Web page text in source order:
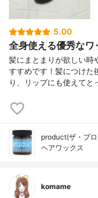
5.00
全身使える優秀な
髪にまとまりが欲しい時
すすめです！髪につけた
り、リップにも使えてと
product(ザ・プ
ヘアワックス
komame